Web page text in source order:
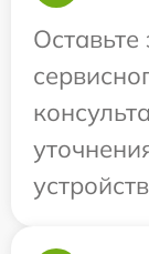
Оставьте